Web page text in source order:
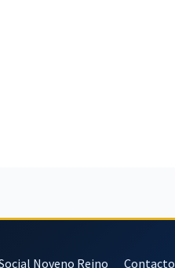
Noveno Reino Contacto